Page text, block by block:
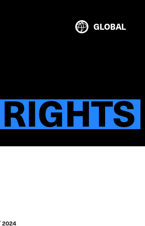
GLOBAL
2024